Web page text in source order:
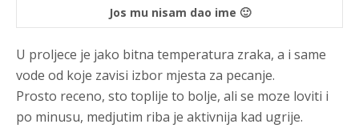
Jos mu nisam dao ime 🙂
U proljece je jako bitna temperatura zraka, a i same
vode od koje zavisi izbor mjesta za pecanje.
Prosto receno, sto toplije to bolje, ali se moze loviti i
po minusu, medjutim riba je aktivnija kad ugrije.